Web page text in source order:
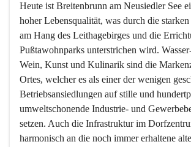
Heute ist Breitenbrunn am Neusiedler See
hoher Lebensqualität, was durch die
am Hang des Leithagebirges und die
Pußtawohnparks unterstrichen wird.
Wein, Kunst und Kulinarik sind die
Ortes, welcher es als einer der wenigen
Betriebsansiedlungen auf stille und
umweltschonende Industrie- und
setzen. Auch die Infrastruktur im
harmonisch an die noch immer erhaltene